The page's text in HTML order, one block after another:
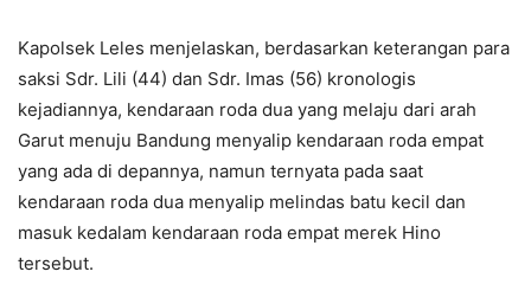
Kapolsek Leles menjelaskan, berdasarkan keterangan para
saksi Sdr. Lili (44) dan Sdr. Imas (56) kronologis
kejadiannya, kendaraan roda dua yang melaju dari arah
Garut menuju Bandung menyalip kendaraan roda empat
yang ada di depannya, namun ternyata pada saat
kendaraan roda dua menyalip melindas batu kecil dan
masuk kedalam kendaraan roda empat merek Hino
tersebut.